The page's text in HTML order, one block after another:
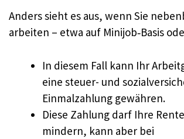
Anders sieht es aus, wenn Sie
arbeiten – etwa auf Minijob‑Basis
In diesem Fall kann Ihr
eine steuer- und
Einmalzahlung gewähren.
Diese Zahlung darf Ihre
mindern, kann aber bei